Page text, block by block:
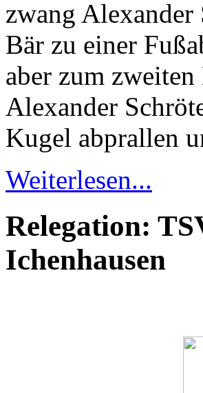
zwang
Bär zu einer
aber zum
Alexander
Kugel abprallen
Weiterlesen...
Relegation:
Ichenhausen